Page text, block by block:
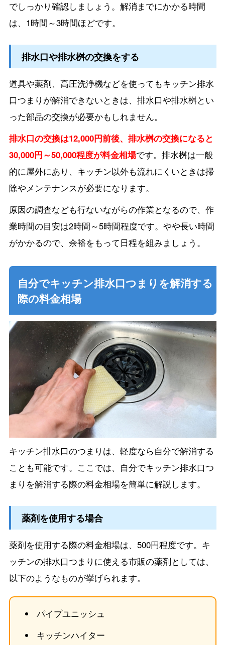
でしっかり確認しましょう。解消までにかかる時間
は、1時間～3時間ほどです。
排水口や排水桝の交換をする
道具や薬剤、高圧洗浄機などを使ってもキッチン排水
口つまりが解消できないときは、排水口や排水桝とい
った部品の交換が必要かもしれません。
排水口の交換は12,000円前後、排水桝の交換になると
30,000円～50,000程度が料金相場です。排水桝は一般
的に屋外にあり、キッチン以外も流れにくいときは掃
除やメンテナンスが必要になります。
原因の調査なども行ないながらの作業となるので、作
業時間の目安は2時間～5時間程度です。やや長い時間
がかかるので、余裕をもって日程を組みましょう。
自分でキッチン排水口つまりを解消する
際の料金相場
キッチン排水口のつまりは、軽度なら自分で解消する
ことも可能です。ここでは、自分でキッチン排水口つ
まりを解消する際の料金相場を簡単に解説します。
薬剤を使用する場合
薬剤を使用する際の料金相場は、500円程度です。キ
ッチンの排水口つまりに使える市販の薬剤としては、
以下のようなものが挙げられます。
パイプユニッシュ
キッチンハイター